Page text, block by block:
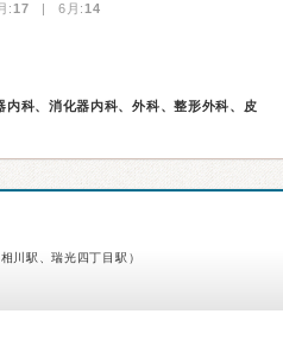
:17 | 6月:14
内科、消化器内科、外科、整形外科、皮
川駅、瑞光四丁目駅）